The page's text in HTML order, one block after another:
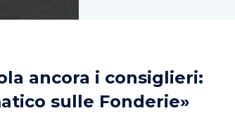
ancora i consiglieri:
sulle Fonderie»